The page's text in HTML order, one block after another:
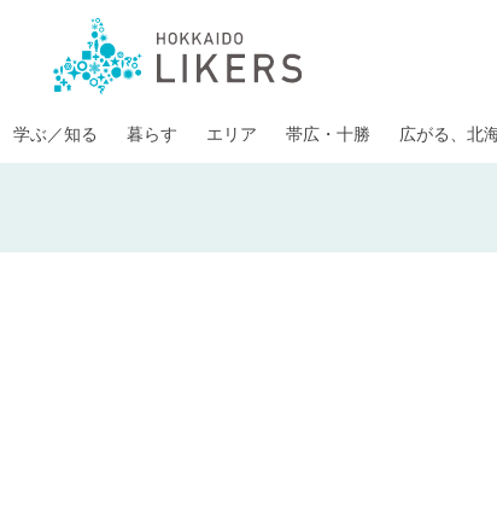
学ぶ／知る 暮らす エリア 帯広・十勝 広がる、北